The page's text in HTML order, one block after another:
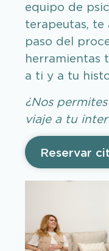
equipo de
terapeutas, te
paso del
herramientas
a ti y a tu
¿Nos
viaje a tu
Reservar